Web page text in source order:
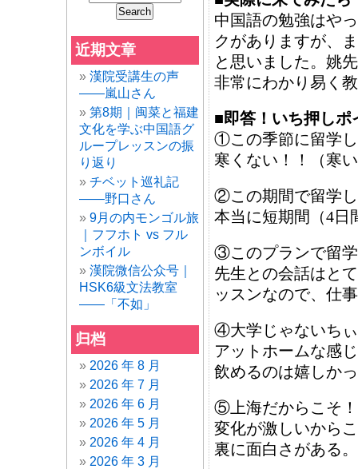
近期文章
漢院受講生の声
——嵐山さん
第8期｜闽菜と福建
文化を学ぶ中国語グ
ループレッスンの振
り返り
チベット巡礼記
——野口さん
9月の内モンゴル旅
｜フフホト vs フル
ンボイル
漢院微信公众号｜
HSK6級文法教室
——「不如」
归档
2026 年 8 月
2026 年 7 月
2026 年 6 月
2026 年 5 月
2026 年 4 月
2026 年 3 月
中国語の勉強はや
クがありますが、
と思いました。姚
非常にわかり易く
■即答！いち押しポ
①この季節に留学
寒くない！！（寒
②この期間で留学
本当に短期間（4日
③このプランで留
先生との会話はと
ッスンなので、仕
④大学じゃないち
アットホームな感
飲めるのは嬉しか
⑤上海だからこそ！
変化が激しいから
裏に面白さがある。